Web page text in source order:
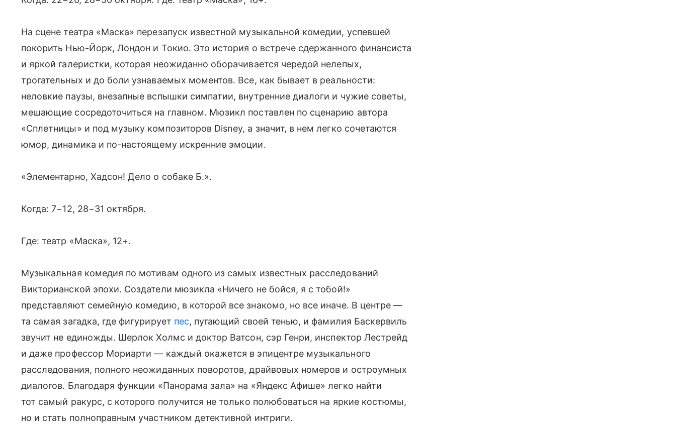
На сцене театра «Маска» перезапуск известной музыкальной комедии, успевшей
покорить Нью-Йорк, Лондон и Токио. Это история о встрече сдержанного финансиста
и яркой галеристки, которая неожиданно оборачивается чередой нелепых,
трогательных и до боли узнаваемых моментов. Все, как бывает в реальности:
неловкие паузы, внезапные вспышки симпатии, внутренние диалоги и чужие советы,
мешающие сосредоточиться на главном. Мюзикл поставлен по сценарию автора
«Сплетницы» и под музыку композиторов Disney, а значит, в нем легко сочетаются
юмор, динамика и по-настоящему искренние эмоции.
«Элементарно, Хадсон! Дело о собаке Б.».
Когда: 7−12, 28−31 октября.
Где: театр «Маска», 12+.
Музыкальная комедия по мотивам одного из самых известных расследований
Викторианской эпохи. Создатели мюзикла «Ничего не бойся, я с тобой!»
представляют семейную комедию, в которой все знакомо, но все иначе. В центре —
та самая загадка, где фигурирует пес, пугающий своей тенью, и фамилия Баскервиль
звучит не единожды. Шерлок Холмс и доктор Ватсон, сэр Генри, инспектор Лестрейд
и даже профессор Мориарти — каждый окажется в эпицентре музыкального
расследования, полного неожиданных поворотов, драйвовых номеров и остроумных
диалогов. Благодаря функции «Панорама зала» на «Яндекс Афише» легко найти
тот самый ракурс, с которого получится не только полюбоваться на яркие костюмы,
но и стать полноправным участником детективной интриги.